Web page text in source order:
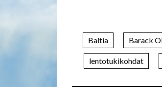
Baltia Barack
lentotukikohdat